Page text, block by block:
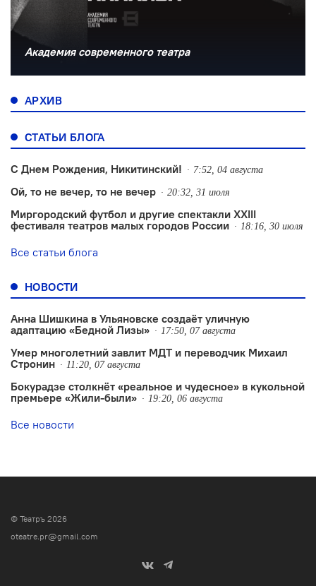
Академия современного театра
АРХИВ
СТАТЬИ БЛОГА
С Днем Рождения, Никитинский! 7:52, 04 августа
Ой, то не вечер, то не вечер 20:32, 31 июля
Миргородский футбол и другие спектакли XXIII
фестиваля театров малых городов России
18:16, 30 июля
Все статьи блога
НОВОСТИ
Анна Шишкина в Ульяновске создаëт уличную
адаптацию «Бедной Лизы»
17:50, 07 августа
Умер многолетний завлит МДТ и переводчик Михаил
Стронин
11:20, 07 августа
Бокурадзе столкнëт «реальное и чудесное» в кукольной
премьере «Жили-были»
19:20, 06 августа
Все новости
© Театръ 2026
oteatre.pr@gmail.com